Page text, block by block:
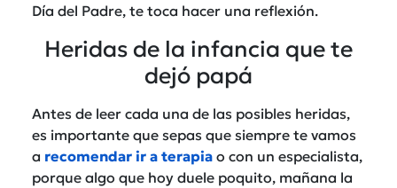
Día del Padre, te toca hacer una reflexión.
Heridas de la infancia que te
dejó papá
Antes de leer cada una de las posibles heridas,
es importante que sepas que siempre te vamos
a recomendar ir a terapia o con un especialista,
porque algo que hoy duele poquito, mañana la